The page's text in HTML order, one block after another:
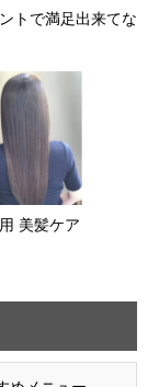
トで満足出来てな
美髪ケア